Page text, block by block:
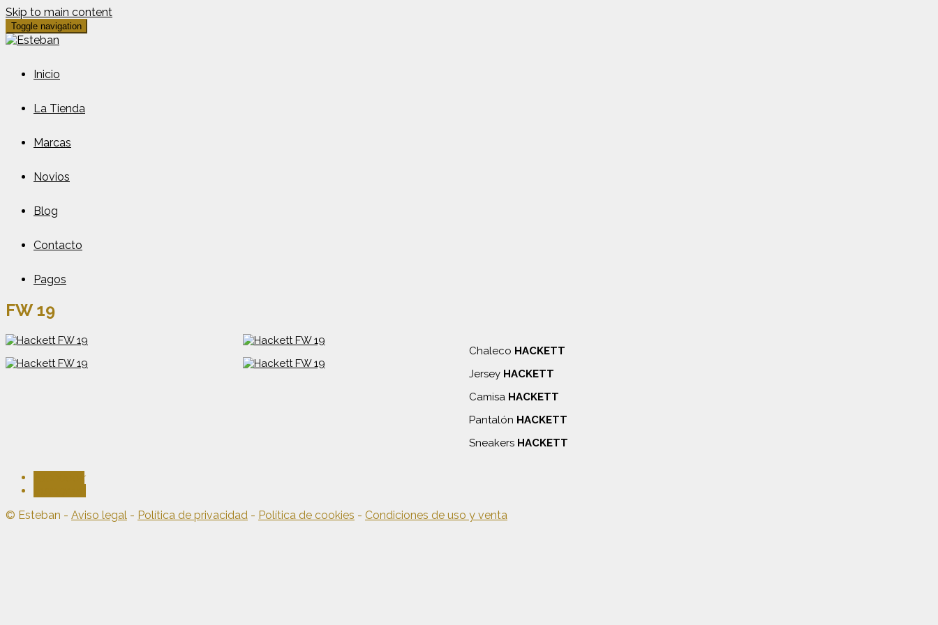
Skip to main content
Toggle navigation
Inicio
La Tienda
Marcas
Novios
Blog
Contacto
Pagos
FW 19
Chaleco HACKETT
Jersey HACKETT
Camisa HACKETT
Pantalón HACKETT
Sneakers HACKETT
© Esteban - Aviso legal - Política de privacidad - Política de cookies - Condiciones de uso y venta